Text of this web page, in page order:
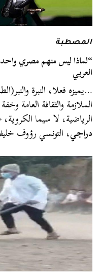
المصطبة
“لماذا ليس منهم مصري
العربي
…يميزه فعلا، النبرة
الملازمة والثقافة العامة
الرياضية، لا سيما
دراجي، التونسي رؤوف